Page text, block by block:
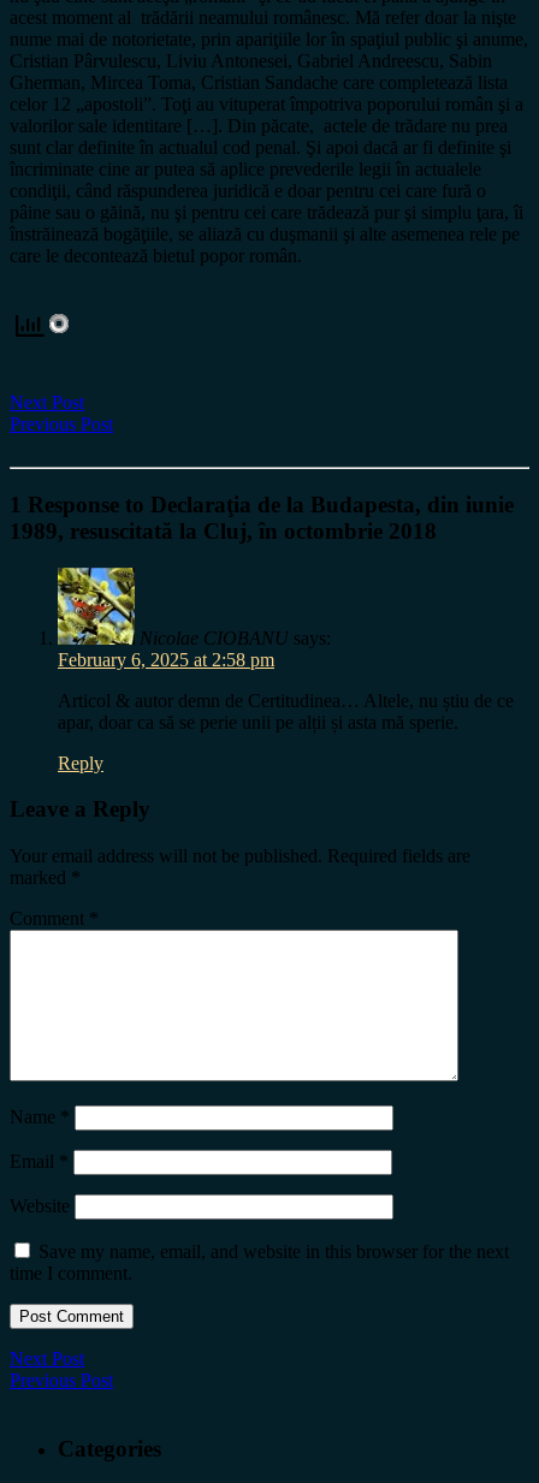
acest moment al trădării neamului românesc. Mă refer doar la nişte
nume mai de notorietate, prin apariţiile lor în spaţiul public şi anume,
Cristian Pârvulescu, Liviu Antonesei, Gabriel Andreescu, Sabin
Gherman, Mircea Toma, Cristian Sandache care completează lista
celor 12 „apostoli”. Toţi au vituperat împotriva poporului român şi a
valorilor sale identitare […]. Din păcate, actele de trădare nu prea
sunt clar definite în actualul cod penal. Şi apoi dacă ar fi definite şi
încriminate cine ar putea să aplice prevederile legii în actualele
condiţii, când răspunderea juridică e doar pentru cei care fură o
pâine sau o găină, nu şi pentru cei care trădează pur şi simplu ţara, îi
înstrăinează bogăţiile, se aliază cu duşmanii şi alte asemenea rele pe
care le decontează bietul popor român.
Next Post
Previous Post
1 Response to Declaraţia de la Budapesta, din iunie
1989, resuscitată la Cluj, în octombrie 2018
Nicolae CIOBANU says:
February 6, 2025 at 2:58 pm
Articol & autor demn de Certitudinea… Altele, nu știu de ce
apar, doar ca să se perie unii pe alții și asta mă sperie.
Reply
Leave a Reply
Your email address will not be published. Required fields are
marked *
Comment *
Name *
Email *
Website
Save my name, email, and website in this browser for the next
time I comment.
Next Post
Previous Post
Categories